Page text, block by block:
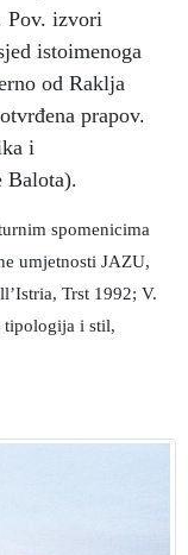
Pov. izvori
istoimenoga
od Raklja
prapov.
i
Balota).
spomenicima
umjetnosti JAZU,
Trst 1992; V.
i stil,